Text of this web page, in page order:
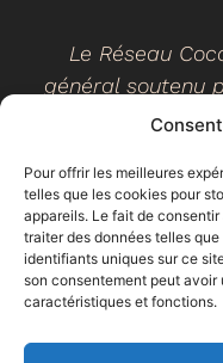
Pour offrir les meilleures
telles que les cookies pour
appareils. Le fait de
traiter des données telles
identifiants uniques sur ce
son consentement peut
caractéristiques et fonctions.
Le Réseau
général soutenu
©2026- Réseau